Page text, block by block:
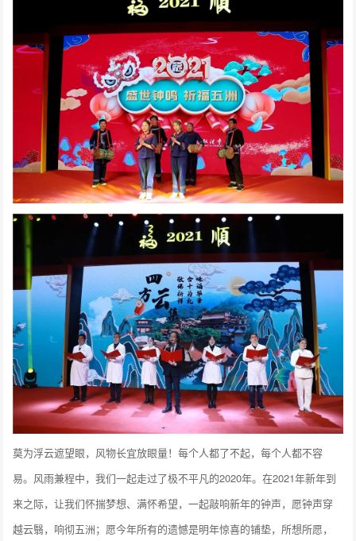
莫为浮云遮望眼，风物长宜放眼量！每个人都了不起，每个人都不容
易。风雨兼程中，我们一起走过了极不平凡的2020年。在2021年新年到
来之际，让我们怀揣梦想、满怀希望，一起敲响新年的钟声，愿钟声穿
越云翳，响彻五洲；愿今年所有的遗憾是明年惊喜的铺垫，所想所愿，